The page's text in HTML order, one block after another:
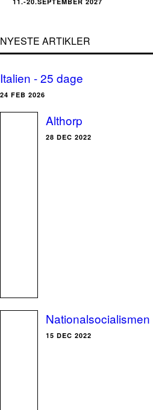
NYESTE ARTIKLER
Italien - 25 dage
24 FEB 2026
Althorp
28 DEC 2022
Nationalsocialismen
15 DEC 2022